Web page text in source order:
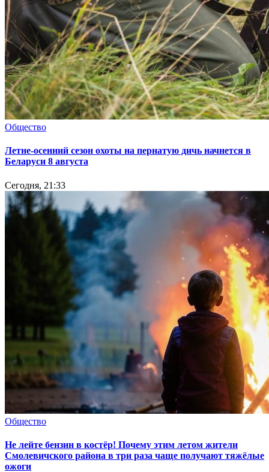
Общество
Летне-осенний сезон охоты на пернатую дичь начнется в
Беларуси 8 августа
Сегодня, 21:33
Общество
Не лейте бензин в костёр! Почему этим летом жители
Смолевичского района в три раза чаще получают тяжёлые
ожоги